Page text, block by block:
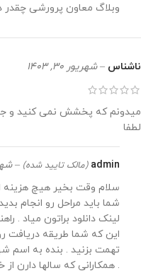
وبلاگ معاون پرورشی چقدر
ناشناس – شهریور 30, 1403
میدونم که پخشش نمی کنید و
لطفا
admin (مالک تایید شده) –
سلام وقت بخیر هیچ هزینه
شما باید مراحل رو انجام
لینک دانلود براتون میاد .
این که شما طریقه دریافت
تهمت بزنید . بنده به
. همکارانی که سالها دارن